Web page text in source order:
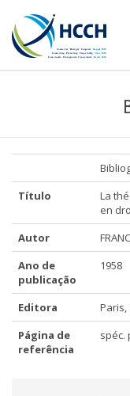
Título
La
en
Autor
Ano de
publicação
1958
Editora
Paris,
Página de
referência
spéc.